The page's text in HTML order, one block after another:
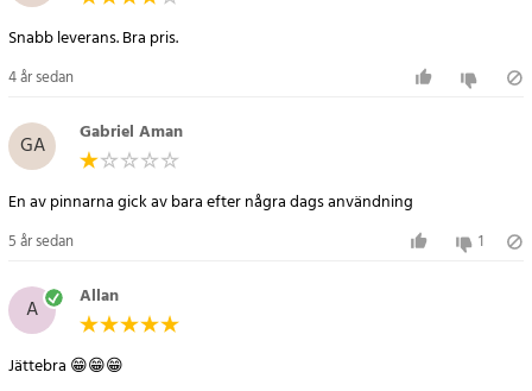
Snabb leverans. Bra pris.
4 år sedan
GA Gabriel Aman
En av pinnarna gick av bara efter några dags användning
5 år sedan 1
A Allan
Jättebra 😁😁😁